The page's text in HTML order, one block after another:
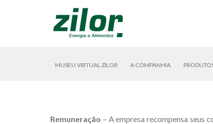
MUSEU VIRTUAL ZILOR A COMPANHIA
Remuneração – A empresa recompensa seus